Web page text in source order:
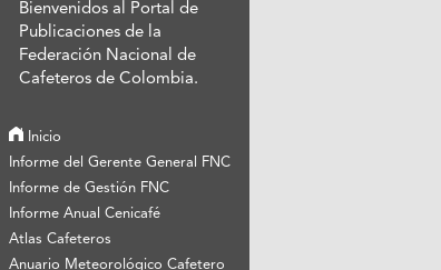
Bienvenidos al Portal de
Publicaciones de la
Federación Nacional de
Cafeteros de Colombia.
Inicio
Informe del Gerente General FNC
Informe de Gestión FNC
Informe Anual Cenicafé
Atlas Cafeteros
Anuario Meteorológico Cafetero